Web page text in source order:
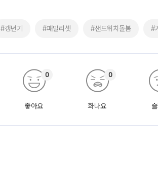
#갱년기 #패밀리셋 #샌드위치돌봄 #
좋아요
0
화나요
0